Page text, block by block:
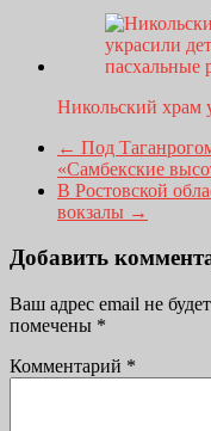
Никольский храм
← Под
«Самбекские
В Ростовской
вокзалы →
Добавить
Ваш адрес email не
помечены *
Комментарий *